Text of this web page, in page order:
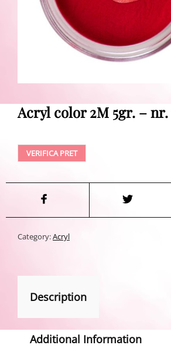
Acryl color 2M 5gr. – nr.
VERIFICA PRET
Category:Acryl
Description
Additional Information